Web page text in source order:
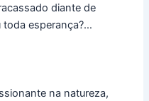
diante de
toda esperança?…
na natureza,